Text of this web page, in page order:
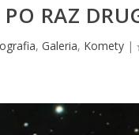
RAZ
, Galeria, Komety|